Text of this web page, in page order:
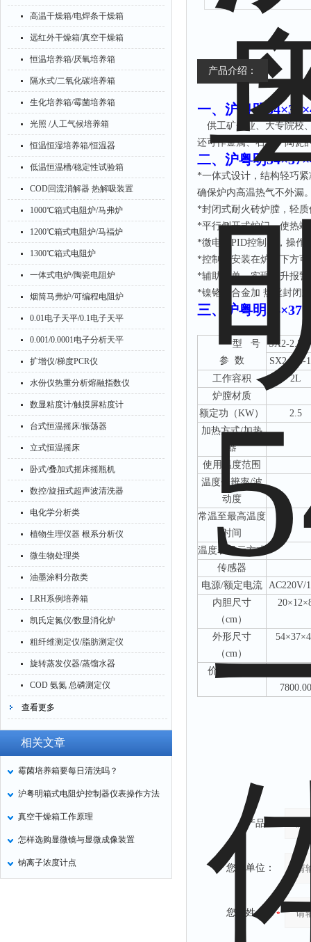
高温干燥箱/电焊条干燥箱
远红外干燥箱/真空干燥箱
恒温培养箱/厌氧培养箱
隔水式/二氧化碳培养箱
生化培养箱/霉菌培养箱
光照 /人工气候培养箱
恒温恒湿培养箱/恒温器
低温恒温槽/稳定性试验箱
COD回流消解器 热解吸装置
1000℃箱式电阻炉/马弗炉
1200℃箱式电阻炉/马福炉
1300℃箱式电阻炉
一体式电炉/陶瓷电阻炉
烟筒马弗炉/可编程电阻炉
0.01电子天平/0.1电子天平
0.001/0.0001电子分析天平
扩增仪/梯度PCR仪
水份仪热重分析熔融指数仪
数显粘度计/触摸屏粘度计
台式恒温摇床/振荡器
立式恒温摇床
卧式/叠加式摇床摇瓶机
数控/旋扭式超声波清洗器
电化学分析类
植物生理仪器 根系分析仪
微生物处理类
油墨涂料分散类
LRH系例培养箱
凯氏定氮仪/数显消化炉
粗纤维测定仪/脂肪测定仪
旋转蒸发仪器/蒸馏水器
COD 氨氮 总磷测定仪
查看更多
相关文章
霉菌培养箱要每日清洗吗？
沪粤明箱式电阻炉控制器仪表操作方法
真空干燥箱工作原理
怎样选购显微镜与显微成像装置
钠离子浓度计点
产品介绍：
一、 沪粤明
供工矿企业、大专院校
还可作金属、石器、陶瓷
二、 沪粤明
*一体式设计，结构轻巧
确保炉内高温热气不外漏
*封闭式耐火砖炉膛，轻
*平行侧开式炉门，使热
*微电脑PID控制器，操作
*控制器安装在炉门下方
*辅助菜单，实现过升报
*镍铬铝合金加 热丝封闭
三、 沪粤明
型
号
参 数
SX2-2.5-
SX2-2.5-
工作容积
2L
炉膛材质
额定功（KW）
2.5
加热方式/加热
器
使用温度范围
温度分辨率/波
动度
常温至最高温度
时间
温度表显示方式
传感器
电源/额定电流 AC220V/
内胆尺寸
（cm）
外形尺寸
（cm）
价格（元）
7800.00
产品：
您的单位：
您的姓名：